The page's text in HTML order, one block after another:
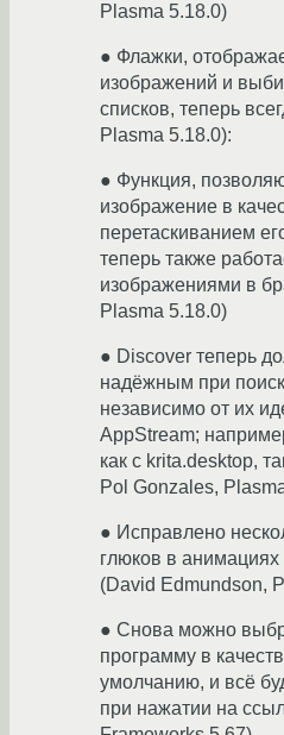
Plasma 5.18.0)
● Флажки,
изображений и
списков, теперь
Plasma 5.18.0):
● Функция,
изображение в
перетаскиванием
теперь также
изображениями в
Plasma 5.18.0)
● Discover теперь
надёжным при
независимо от их
AppStream;
как с krita.desktop,
Pol Gonzales,
● Исправлено
глюков в анимациях
(David Edmundson,
● Снова можно
программу в
умолчанию, и всё
при нажатии на